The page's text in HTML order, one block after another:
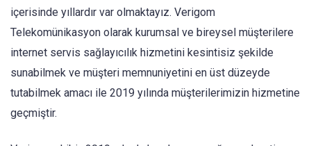
içerisinde yıllardır var olmaktayız. Verigom
Telekomünikasyon olarak kurumsal ve bireysel müşterilere
internet servis sağlayıcılık hizmetini kesintisiz şekilde
sunabilmek ve müşteri memnuniyetini en üst düzeyde
tutabilmek amacı ile 2019 yılında müşterilerimizin hizmetine
geçmiştir.